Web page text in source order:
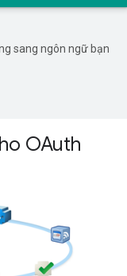
sang ngôn ngữ bạn
OAuth